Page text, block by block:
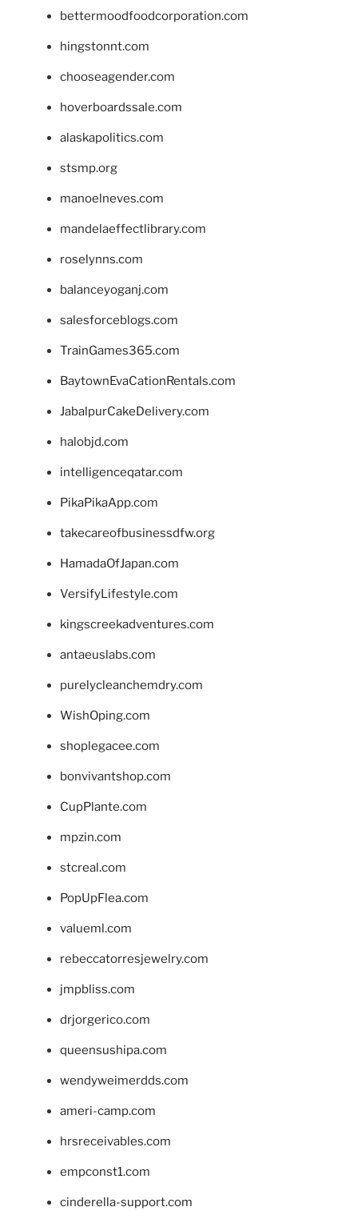
bettermoodfoodcorporation.com
hingstonnt.com
chooseagender.com
hoverboardssale.com
alaskapolitics.com
stsmp.org
manoelneves.com
mandelaeffectlibrary.com
roselynns.com
balanceyoganj.com
salesforceblogs.com
TrainGames365.com
BaytownEvaCationRentals.com
JabalpurCakeDelivery.com
halobjd.com
intelligenceqatar.com
PikaPikaApp.com
takecareofbusinessdfw.org
HamadaOfJapan.com
VersifyLifestyle.com
kingscreekadventures.com
antaeuslabs.com
purelycleanchemdry.com
WishOping.com
shoplegacee.com
bonvivantshop.com
CupPlante.com
mpzin.com
stcreal.com
PopUpFlea.com
valueml.com
rebeccatorresjewelry.com
jmpbliss.com
drjorgerico.com
queensushipa.com
wendyweimerdds.com
ameri-camp.com
hrsreceivables.com
empconst1.com
cinderella-support.com